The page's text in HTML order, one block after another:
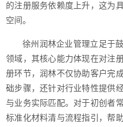
的注册服务依赖度上升，这为
空间。
徐州润林企业管理立足于
领域，其核心能力体现在对注
册环节，润林不仅协助客户完
础步骤，还针对行业特性提供
与业务实际匹配。对于初创者
标准化材料清与流程指引，帮